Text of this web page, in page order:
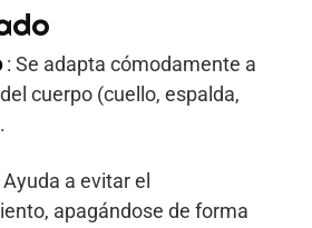
: Se adapta cómodamente a
cuerpo (cuello, espalda,
Ayuda a evitar el
apagándose de forma